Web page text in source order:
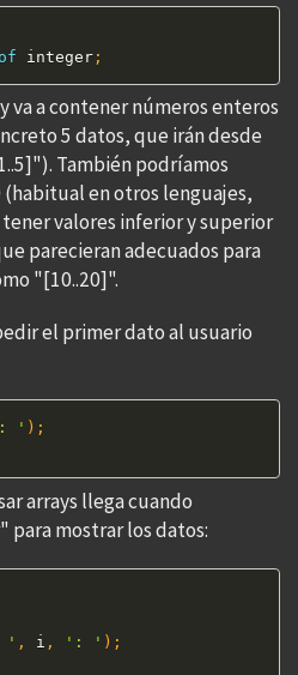
of integer ;
va a contener números enteros
5 datos, que irán desde
También podríamos
en otros lenguajes,
tener valores inferior y superior
parecieran adecuados para
"[10..20]".
el primer dato al usuario
' ) ;
arrays llega cuando
mostrar los datos:
' , i , ': ' ) ;